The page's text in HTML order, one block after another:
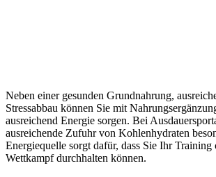
Neben einer gesunden Grundnahrung,
Stressabbau können Sie mit
ausreichend Energie sorgen. Bei
ausreichende Zufuhr von Kohlenhydraten
Energiequelle sorgt dafür, dass Sie Ihr Training
Wettkampf durchhalten können.